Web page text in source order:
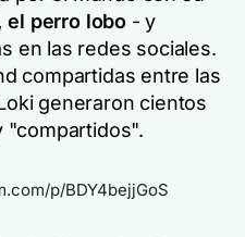
el perro lobo - y
en las redes sociales.
compartidas entre las
generaron cientos
"compartidos".
p/BDY4bejjGoS